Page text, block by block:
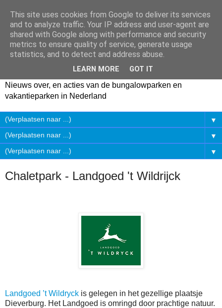
Nieuws over, en acties van de bungalowparken en
vakantieparken in Nederland
▼
▼
▼
Chaletpark - Landgoed 't Wildrijck
Landgoed ’t Wildryck is gelegen in het gezellige plaatsje
Dieverburg. Het Landgoed is omringd door prachtige natuur.
This site uses cookies from Google to deliver its services
and to analyze traffic. Your IP address and user-agent are
shared with Google along with performance and security
metrics to ensure quality of service, generate usage
statistics, and to detect and address abuse.
LEARN MORE GOT IT